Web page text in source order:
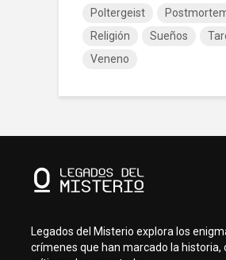
Poltergeist
Religión
Sueños
Veneno
Legados del Misterio explora los
crímenes que han marcado la historia,